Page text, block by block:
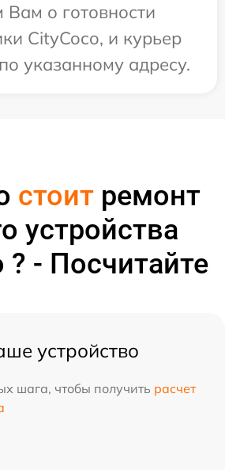
о готовности
CityCoco, и курьер
указанному адресу.
стоитремонт
устройства
? - Посчитайте
устройство
шага, чтобы получить расчет